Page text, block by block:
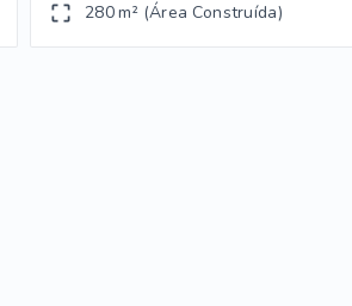
280 m² (Área Construída)